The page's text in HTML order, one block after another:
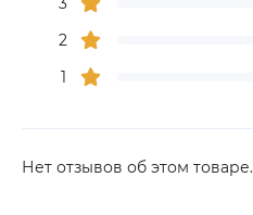
2
1
Нет отзывов об этом товаре.